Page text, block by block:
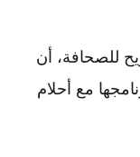
للصحافة، أن
مع أحلام